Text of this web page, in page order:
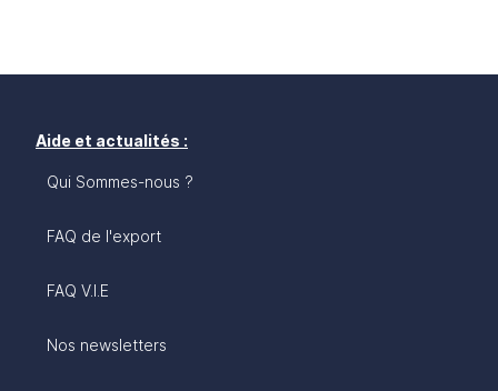
Aide et actualités :
Qui Sommes-nous ?
FAQ de l'export
FAQ V.I.E
Nos newsletters